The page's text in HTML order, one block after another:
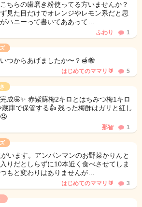
ちらの歯磨き粉使ってる方いませんか？
見た目だけでオレンジやレモン系だと思
ハニーって書いてああって…
ふわり 1
つからあげましたか〜？🍯🐝
はじめてのママリ🔰 5
成🤩✨️ 赤紫蘇梅2キロとはちみつ梅1キロ
庫で保管する👍 残った梅酢はガリと紅し
那智 1
います。アンパンマンのお野菜かりんと
りだとしらずに10本近く食べさせてしま
もと変わりはありませんが…
はじめてのママリ🔰 3